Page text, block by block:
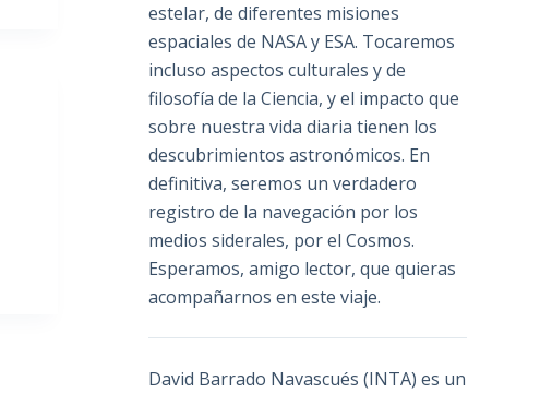
estelar, de diferentes misiones
espaciales de NASA y ESA. Tocaremos
incluso aspectos culturales y de
filosofía de la Ciencia, y el impacto que
sobre nuestra vida diaria tienen los
descubrimientos astronómicos. En
definitiva, seremos un verdadero
registro de la navegación por los
medios siderales, por el Cosmos.
Esperamos, amigo lector, que quieras
acompañarnos en este viaje.
David Barrado Navascués (INTA) es un